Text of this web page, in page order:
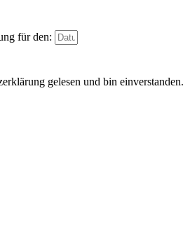
für den:
gelesen und bin einverstanden.